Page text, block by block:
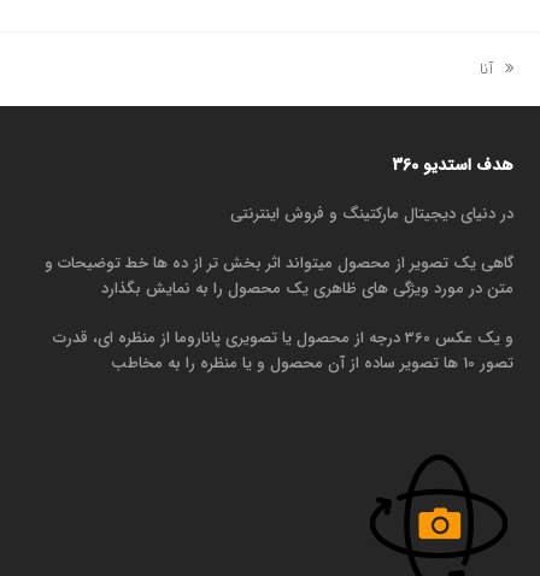
مطلب
آنا
هدف استدیو 360
در دنیای دیجیتال مارکتینگ و فروش اینترنتی
گاهی یک تصویر از محصول میتواند اثر بخش تر از ده ها خط توضیحات و
متن در مورد ویژگی های ظاهری یک محصول را به نمایش بگذارد
و یک عکس 360 درجه از محصول یا تصویری پاناروما از منظره ای، قدرت
تصور 10 ها تصویر ساده از آن محصول و یا منظره را به مخاطب